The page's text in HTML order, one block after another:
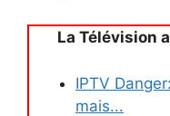
La Télévision
IPTV
mais...